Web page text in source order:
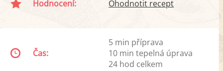
Hodnocení: Ohodnotit recept
Čas:
5 min příprava
10 min tepelná úprava
24 hod celkem